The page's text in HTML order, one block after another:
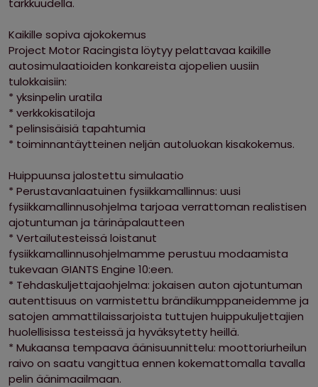
tarkkuudella.
Kaikille sopiva ajokokemus
Project Motor Racingista löytyy pelattavaa kaikille
autosimulaatioiden konkareista ajopelien uusiin
tulokkaisiin:
* yksinpelin uratila
* verkkokisatiloja
* pelinsisäisiä tapahtumia
* toiminnantäytteinen neljän autoluokan kisakokemus.
Huippuunsa jalostettu simulaatio
* Perustavanlaatuinen fysiikkamallinnus: uusi
fysiikkamallinnusohjelma tarjoaa verrattoman realistisen
ajotuntuman ja tärinäpalautteen
* Vertailutesteissä loistanut
fysiikkamallinnusohjelmamme perustuu modaamista
tukevaan GIANTS Engine 10:een.
* Tehdaskuljettajaohjelma: jokaisen auton ajotuntuman
autenttisuus on varmistettu brändikumppaneidemme ja
satojen ammattilaissarjoista tuttujen huippukuljettajien
huolellisissa testeissä ja hyväksytetty heillä.
* Mukaansa tempaava äänisuunnittelu: moottoriurheilun
raivo on saatu vangittua ennen kokemattomalla tavalla
pelin äänimaailmaan.